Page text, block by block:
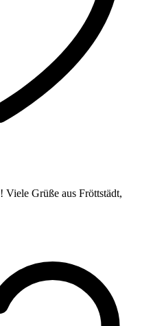
Viele Grüße aus Fröttstädt,